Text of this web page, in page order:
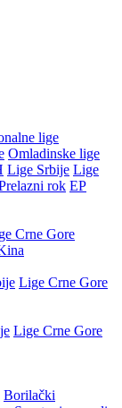
lige
Omladinske lige
Lige Srbije Lige
rok EP
Crne Gore
Lige Crne Gore
Lige Crne Gore
Borilački